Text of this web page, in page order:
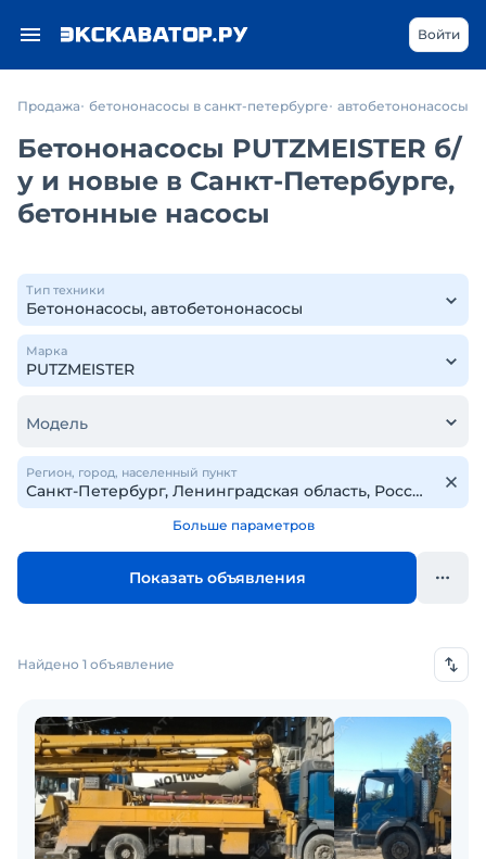
Войти
Продажа бетононасосы в санкт-петербурге автобетононасосы
Бетононасосы PUTZMEISTER б/
у и новые в Санкт-Петербурге,
бетонные насосы
Тип техники
Марка
Модель
Регион, город, населенный пункт
Больше параметров
Показать объявления
Найдено 1 объявление